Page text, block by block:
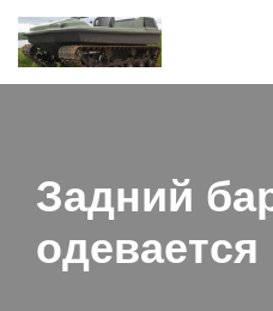
Перейти
Задний
одевается